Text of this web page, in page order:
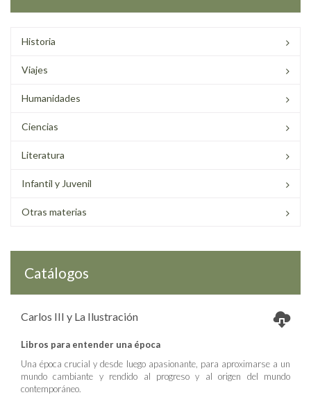
Historia
Viajes
Humanidades
Ciencias
Literatura
Infantil y Juvenil
Otras materias
Catálogos
Carlos III y La Ilustración
Libros para entender una época
Una época crucial y desde luego apasionante, para aproximarse a un
mundo cambiante y rendido al progreso y al origen del mundo
contemporáneo.